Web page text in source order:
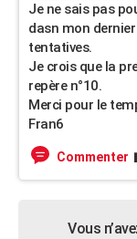
Je ne sais pas
dasn mon
tentatives.
Je crois que la
repère n°10.
Merci pour le
Fran6
Commenter
Vous